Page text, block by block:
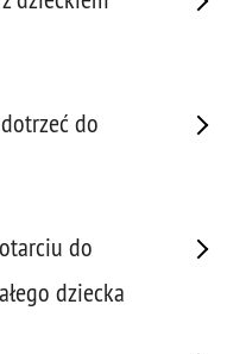
do
do
dziecka